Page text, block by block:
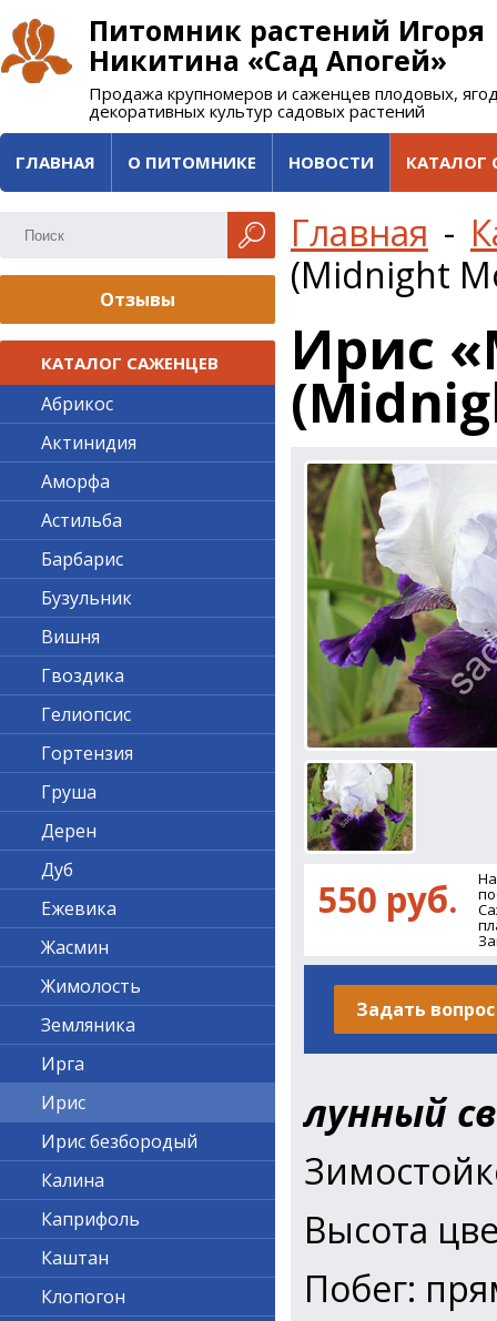
Питомник растений Игоря
Никитина «Сад Апогей»
Продажа крупномеров и саженцев плодовых,
декоративных культур садовых растений
ГЛАВНАЯ О ПИТОМНИКЕ НОВОСТИ КАТАЛОГ
Главная -
(Midnight
Ирис
550 руб.
Задать вопрос
лунный
Высота
Побег:
Отзывы
КАТАЛОГ САЖЕНЦЕВ
Абрикос
Актинидия
Аморфа
Астильба
Барбарис
Бузульник
Вишня
Гвоздика
Гелиопсис
Гортензия
Груша
Дерен
Дуб
Ежевика
Жасмин
Жимолость
Земляника
Ирга
Ирис
Ирис безбородый
Калина
Каприфоль
Каштан
Клопогон